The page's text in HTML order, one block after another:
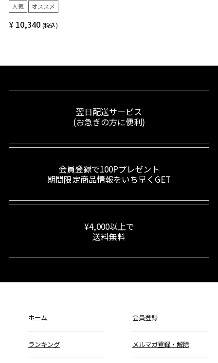
人気 オススメ
¥ 10,340 税込
翌日配送サービス
(お急ぎの方に便利)
会員登録で100Pプレゼント
期間限定商品情報をいち早くGET
¥4,000以上で
送料無料
ホーム
ランキング
会員登録
メルマガ登録・解除